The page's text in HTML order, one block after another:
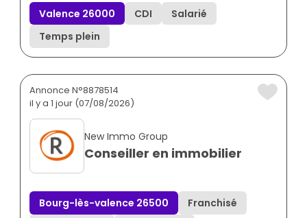
Valence 26000 CDI
Salarié
Temps plein
Annonce N°8878514
il y a 1 jour (07/08/2026)
New Immo Group
Conseiller en immobilier
Bourg-lès-valence 26500
Franchisé